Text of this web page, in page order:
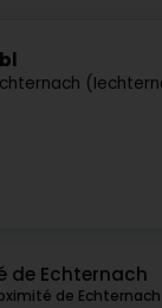
de Echternach
de